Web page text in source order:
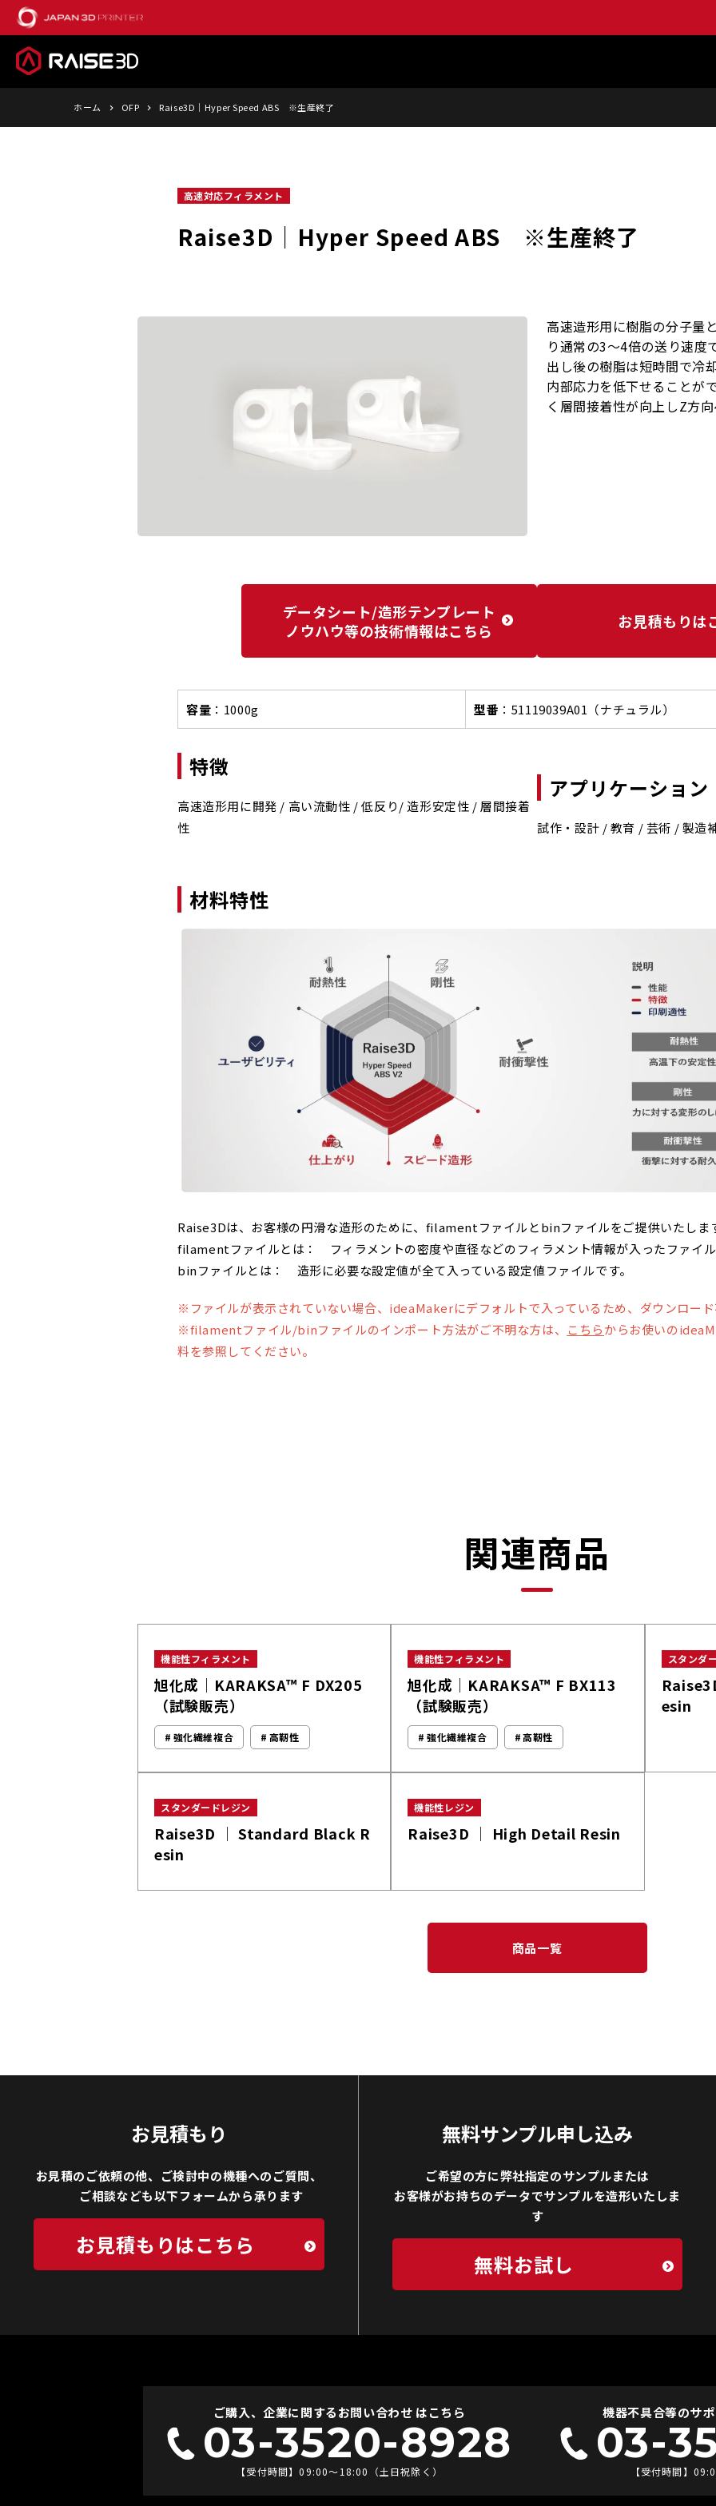
ホーム OFP Raise3D│Hyper Speed ABS ※生産終了
高速対応フィラメント
Raise3D│Hyper Speed ABS ※生産終了
高速造形用に樹脂の分子量
り通常の3～4倍の送り速度
出し後の樹脂は短時間で冷
内部応力を低下せることが
く層間接着性が向上しZ方
データシート/造形テンプレート
ノウハウ等の技術情報はこちら
お見積もりは
容量 ：1000g 型番 ：51119039A01（ナチュラル）
特徴
高速造形用に開発 / 高い流動性 / 低反り/ 造形安定性 / 層間接着
性
アプリケーション
試作・設計 / 教育 / 芸術 / 製造
材料特性
Raise3Dは、お客様の円滑な造形のために、filamentファイルとbinファイルをご提供いたしま
filamentファイルとは： フィラメントの密度や直径などのフィラメント情報が入ったファイ
binファイルとは： 造形に必要な設定値が全て入っている設定値ファイルです。
※ファイルが表示されていない場合、ideaMakerにデフォルトで入っているため、ダウンロー
※filamentファイル/binファイルのインポート方法がご不明な方は、
こちらからお使いの
料を参照してください。
関連商品
機能性フィラメント
旭化成｜KARAKSA™ F DX205
（試験販売）
強化繊維複合 高靭性
機能性フィラメント
旭化成｜KARAKSA™ F BX113
（試験販売）
強化繊維複合 高靭性
スタンダ
esin
スタンダードレジン
Raise3D │ Standard Black R
esin
機能性レジン
Raise3D │ High Detail Resin
商品一覧
お見積もり
お見積のご依頼の他、ご検討中の機種へのご質問、
ご相談なども以下フォームから承ります
お見積もりはこちら
無料サンプル申し込み
ご希望の方に弊社指定のサンプルまたは
お客様がお持ちのデータでサンプルを造形いたしま
す
無料お試し
ご購入、企業に関するお問い合わせ はこちら
03-3520-8928
【受付時間】09:00〜18:00（土日祝除く）
機器不具合等のサ
03-
【受付時間】